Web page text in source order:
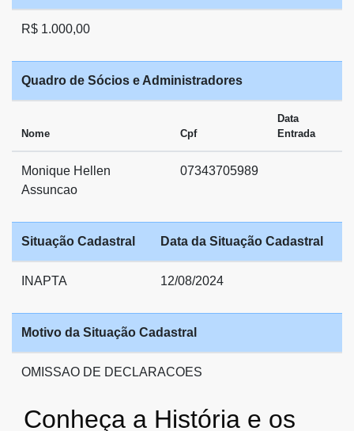
R$ 1.000,00
Quadro de Sócios e Administradores
Nome Cpf
Data
Entrada
Monique Hellen
Assuncao
07343705989
Situação Cadastral Data da Situação Cadastral
INAPTA 12/08/2024
Motivo da Situação Cadastral
OMISSAO DE DECLARACOES
Conheça a História e os